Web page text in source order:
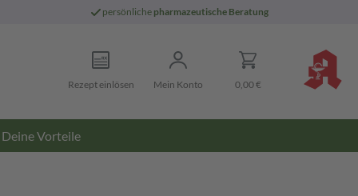
persönliche pharmazeutische Beratung
Rezept einlösen Mein Konto 0,00 €
Deine Vorteile